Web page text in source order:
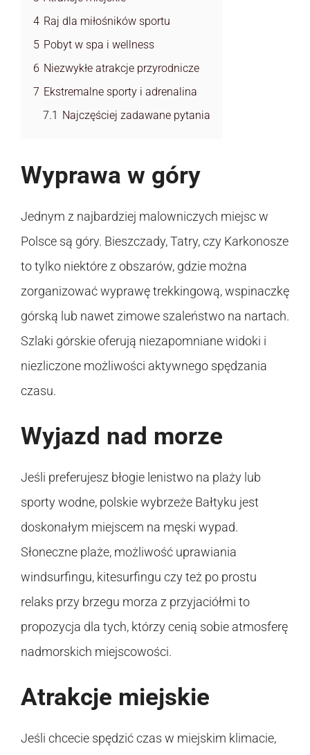
4 Raj dla miłośników sportu
5 Pobyt w spa i wellness
6 Niezwykłe atrakcje przyrodnicze
7 Ekstremalne sporty i adrenalina
7.1
Najczęściej zadawane pytania
Wyprawa w góry
Jednym z najbardziej malowniczych miejsc w
Polsce są góry. Bieszczady, Tatry, czy Karkonosze
to tylko niektóre z obszarów, gdzie można
zorganizować wyprawę trekkingową, wspinaczkę
górską lub nawet zimowe szaleństwo na nartach.
Szlaki górskie oferują niezapomniane widoki i
niezliczone możliwości aktywnego spędzania
czasu.
Wyjazd nad morze
Jeśli preferujesz błogie lenistwo na plaży lub
sporty wodne, polskie wybrzeże Bałtyku jest
doskonałym miejscem na męski wypad.
Słoneczne plaże, możliwość uprawiania
windsurfingu, kitesurfingu czy też po prostu
relaks przy brzegu morza z przyjaciółmi to
propozycja dla tych, którzy cenią sobie atmosferę
nadmorskich miejscowości.
Atrakcje miejskie
Jeśli chcecie spędzić czas w miejskim klimacie,